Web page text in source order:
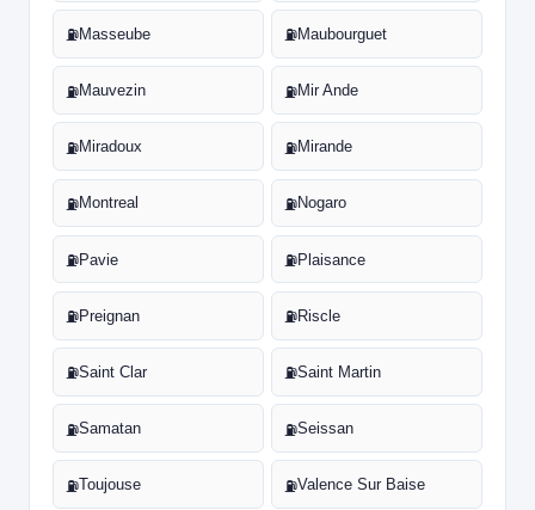
⛽Masseube ⛽Maubourguet
⛽Mauvezin ⛽Mir Ande
⛽Miradoux ⛽Mirande
⛽Montreal ⛽Nogaro
⛽Pavie ⛽Plaisance
⛽Preignan ⛽Riscle
⛽Saint Clar ⛽Saint Martin
⛽Samatan ⛽Seissan
⛽Toujouse ⛽Valence Sur Baise